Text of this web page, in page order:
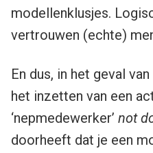
modellenklusjes.
vertrouwen (echte)
En dus, in het geval
het inzetten van een
‘nepmedewerker’ not
doorheeft dat je een